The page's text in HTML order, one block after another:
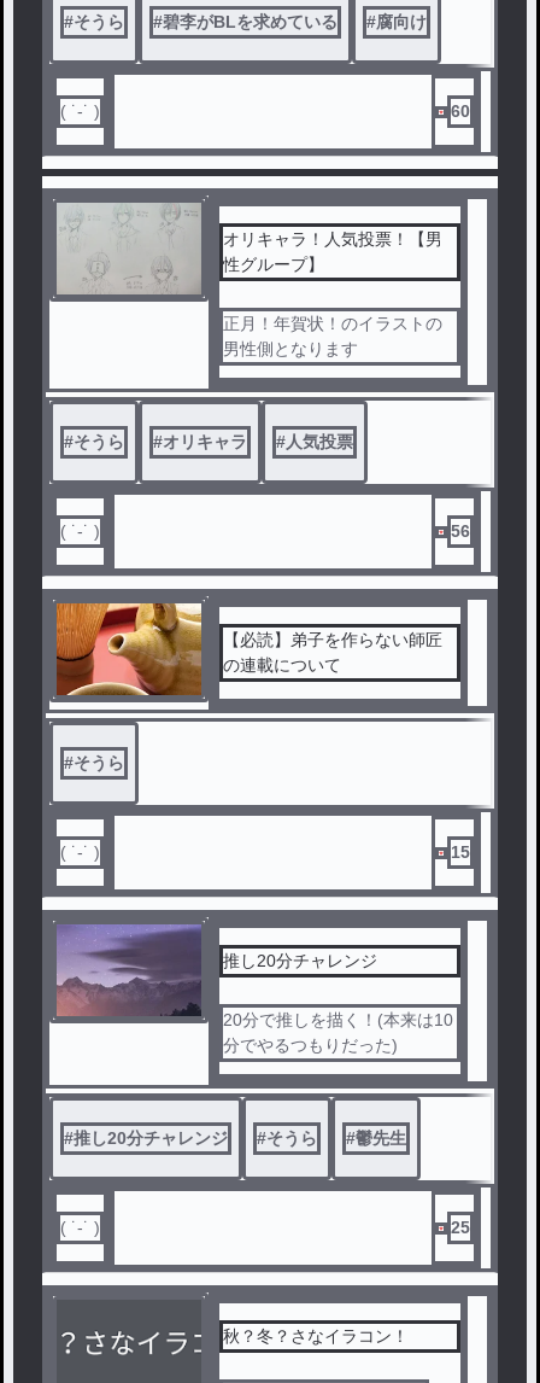
#そうら #碧李がBLを求めている #腐向け
( ˙-˙ ) 60
オリキャラ！人気投票！【男
性グループ】
正月！年賀状！のイラストの
男性側となります
#そうら #オリキャラ #人気投票
( ˙-˙ ) 56
【必読】弟子を作らない師匠
の連載について
#そうら
( ˙-˙ ) 15
推し20分チャレンジ
20分で推しを描く！(本来は10
分でやるつもりだった)
#推し20分チャレンジ #そうら #鬱先生
( ˙-˙ ) 25
秋？冬？さなイラコン！